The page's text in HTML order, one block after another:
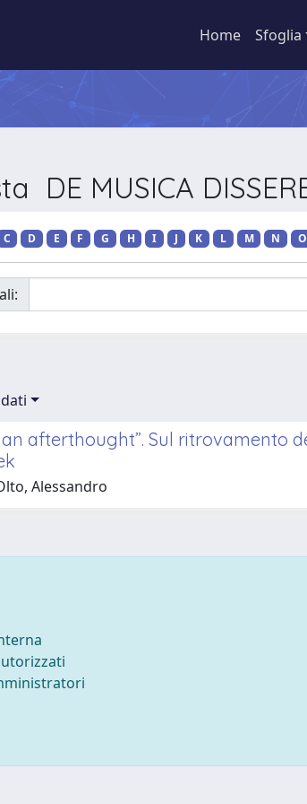
Home Sfoglia
DE MUSICA
C D E F G H I J K L M N O
afterthought”. Sul ritrovamento
Alessandro